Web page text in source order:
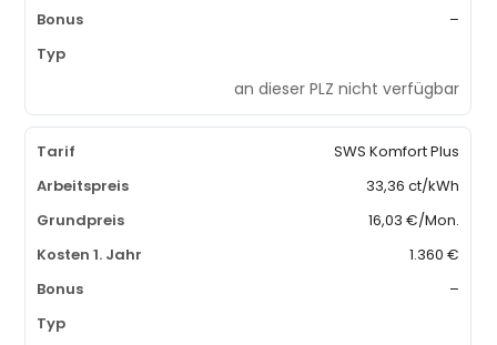
–
an dieser PLZ nicht verfügbar
SWS Komfort Plus
33,36 ct/kWh
16,03 €/Mon.
1.360 €
–